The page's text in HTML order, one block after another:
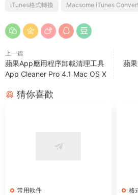
iTunes格式轉換 Macsome iTunes
上一篇
蘋果App應用程序卸載清理工具
App Cleaner Pro 4.1 Mac OS X
蘋
猜你喜歡
常用軟件 格